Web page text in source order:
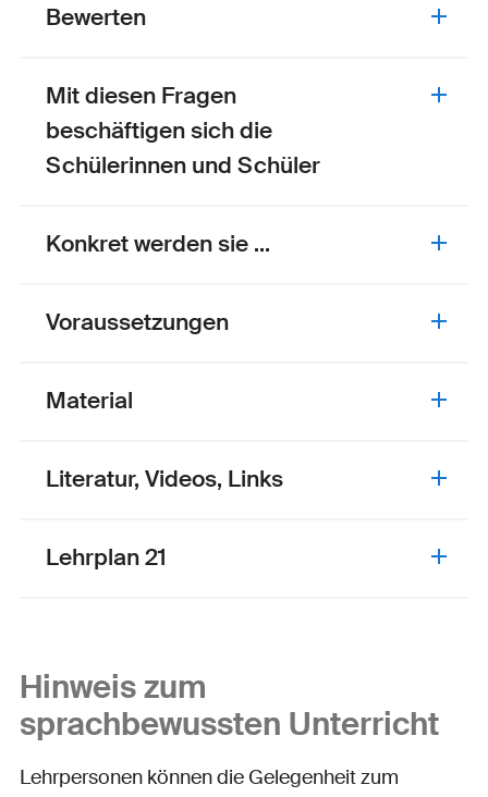
Bewerten
Mit diesen Fragen
beschäftigen sich die
Schülerinnen und Schüler
Konkret werden sie ...
Voraussetzungen
Material
Literatur, Videos, Links
Lehrplan 21
Hinweis zum
sprachbewussten Unterricht
Lehrpersonen können die Gelegenheit zum